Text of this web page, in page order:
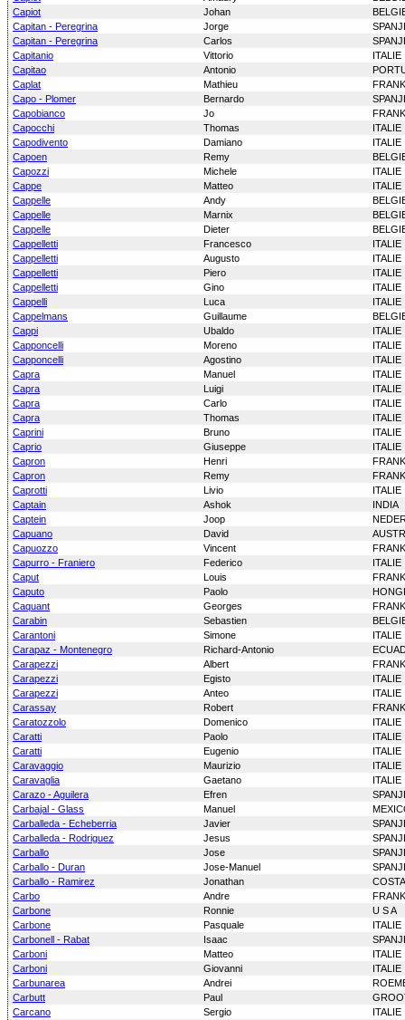
Capiot
Johan
Capitan - Peregrina
Jorge
Capitan - Peregrina
Carlos
Capitanio
Vittorio
ITALIE
Capitao
Antonio
Caplat
Mathieu
Capo - Plomer
Bernardo
Capobianco
Jo
Capocchi
Thomas
ITALIE
Capodivento
Damiano
ITALIE
Capoen
Remy
Capozzi
Michele
ITALIE
Cappe
Matteo
ITALIE
Cappelle
Andy
Cappelle
Marnix
Cappelle
Dieter
Cappelletti
Francesco
ITALIE
Cappelletti
Augusto
ITALIE
Cappelletti
Piero
ITALIE
Cappelletti
Gino
ITALIE
Cappelli
Luca
ITALIE
Cappelmans
Guillaume
Cappi
Ubaldo
ITALIE
Capponcelli
Moreno
ITALIE
Capponcelli
Agostino
ITALIE
Capra
Manuel
ITALIE
Capra
Luigi
ITALIE
Capra
Carlo
ITALIE
Capra
Thomas
ITALIE
Caprini
Bruno
ITALIE
Caprio
Giuseppe
ITALIE
Capron
Henri
Capron
Remy
Caprotti
Livio
ITALIE
Captain
Ashok
INDIA
Captein
Joop
Capuano
David
Capuozzo
Vincent
Capurro - Franiero
Federico
ITALIE
Caput
Louis
Caputo
Paolo
Caquant
Georges
Carabin
Sebastien
Carantoni
Simone
ITALIE
Carapaz - Montenegro
Richard-Antonio
Carapezzi
Albert
Carapezzi
Egisto
ITALIE
Carapezzi
Anteo
ITALIE
Carassay
Robert
Caratozzolo
Domenico
ITALIE
Caratti
Paolo
ITALIE
Caratti
Eugenio
ITALIE
Caravaggio
Maurizio
ITALIE
Caravaglia
Gaetano
ITALIE
Carazo - Aguilera
Efren
Carbajal - Glass
Manuel
Carballeda - Echeberria
Javier
Carballeda - Rodriguez
Jesus
Carballo
Jose
Carballo - Duran
Jose-Manuel
Carballo - Ramirez
Jonathan
Carbo
Andre
Carbone
Ronnie
U S A
Carbone
Pasquale
ITALIE
Carbonell - Rabat
Isaac
Carboni
Matteo
ITALIE
Carboni
Giovanni
ITALIE
Carbunarea
Andrei
Carbutt
Paul
Carcano
Sergio
ITALIE